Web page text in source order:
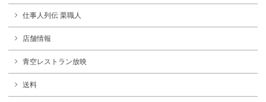
仕事人列伝 栗職人
店舗情報
青空レストラン放映
送料